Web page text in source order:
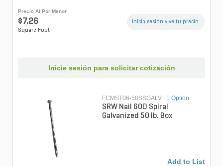
Precio Al Por Menor
$7.26
Square Foot
Inicia sesión y ve tu precio.
Inicie sesión para solicitar cotización
FCMST06-50SSGALV 1 Option
SRW Nail 60D Spiral
Galvanized 50 lb. Box
Add to List